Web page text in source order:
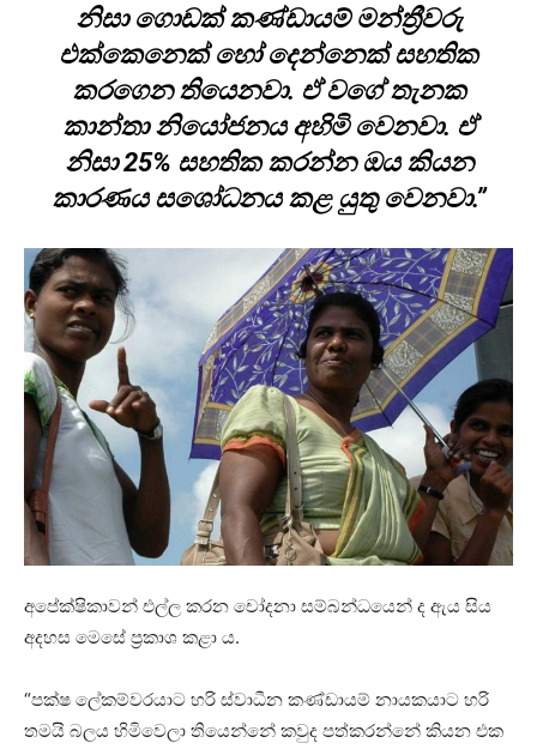
නිසා ගොඩක් කණ්ඩායම් මන්ත්‍රීවරු
එක්කෙනෙක් හෝ දෙන්නෙක් සහතික
කරගෙන තියෙනවා. ඒ වගේ තැනක
කාන්තා නියෝජනය අහිමි වෙනවා. ඒ
නිසා 25% සහතික කරන්න ඔය කියන
කාරණය සශෝධනය කළ යුතු වෙනවා.”
අපේක්ෂිකාවන් එල්ල කරන චෝදනා සම්බන්ධයෙන් ද ඇය සිය
අදහස මෙසේ ප්‍රකාශ කළා ය.
“පක්ෂ ලේකම්වරයාට හරි ස්වාධීන කණ්ඩායම් නායකයාට හරි
තමයි බලය හිමිවෙලා තියෙන්නේ කවුද පත්කරන්නේ කියන එක